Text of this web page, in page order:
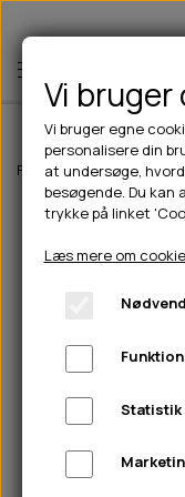
🦴
Forside Outdoor
Vi bruger
Vi bruger egne
personalisere din
at undersøge,
besøgende. Du
trykke på linket
Læs mere om
Statistik